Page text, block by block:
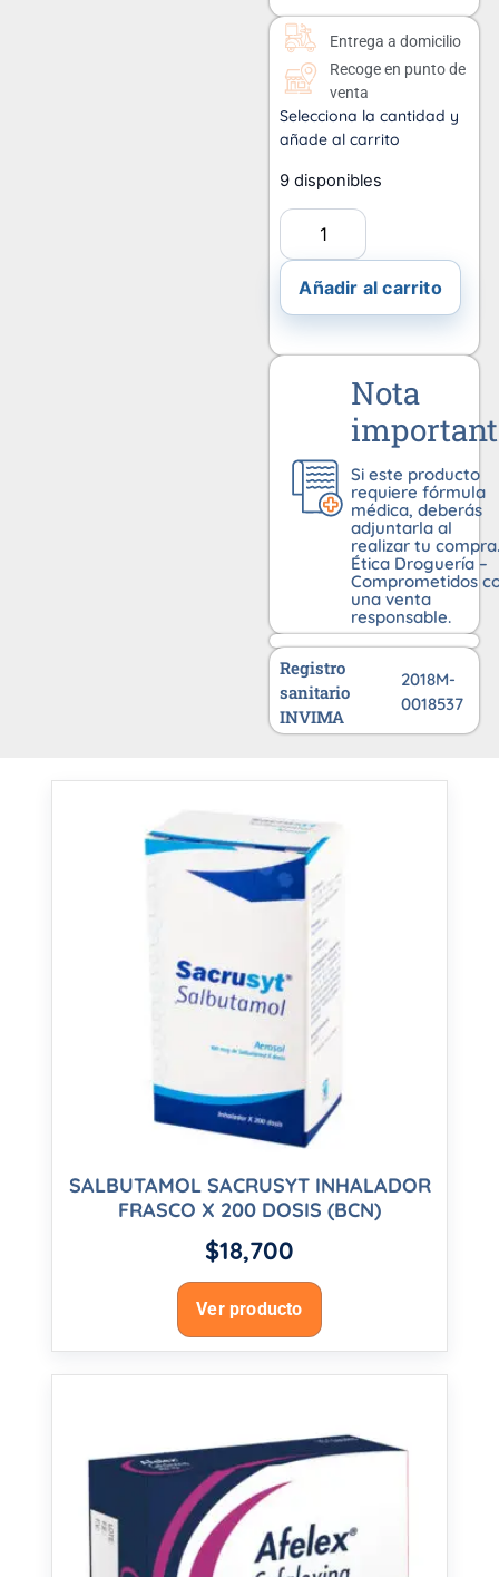
Entrega a domicilio
Recoge en punto de
venta
Selecciona la cantidad y
añade al carrito
9 disponibles
Añadir al carrito
Nota
Si este producto
requiere fórmula
médica, deberás
adjuntarla al
realizar tu compra.
Ética Droguería –
Comprometidos
una venta
responsable.
Registro
sanitario
INVIMA
2018M-
0018537
SALBUTAMOL SACRUSYT INHALADOR
FRASCO X 200 DOSIS (BCN)
$18,700
Ver producto